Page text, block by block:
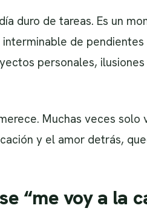
duro de tareas. Es un
de pendientes
personales,
Muchas veces solo
y el amor detrás,
“me voy a la